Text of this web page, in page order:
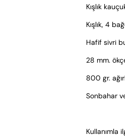
Kışlık
Kışlık, 4
Hafif sivri
28 mm.
800 gr.
Sonbahar
Kullanımla